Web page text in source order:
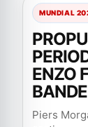
MUNDIAL
ENZO
Piers